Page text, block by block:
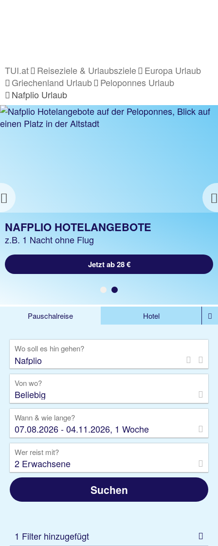
TUI.at Reiseziele & Urlaubsziele
Europa Urlaub
Griechenland Urlaub
Peloponnes Urlaub
Nafplio Urlaub
Previous
NAFPLIO URLAUB
z.B. 1 Woche Hotel inkl. Flug
Jetzt ab 365 €
NAFPLIO HOTELANGEBOTE
z.B. 1 Nacht ohne Flug
Jetzt ab 28 €
Pauschalreise
Hotel
Rundreise
Kreuzfahrt
Gruppenreise
Camper Privattransfer
Wo soll es hin gehen?
Von wo?
Beliebig
Wann & wie lange?
07.08.2026 - 04.11.2026, 1 Woche
Wer reist mit?
2 Erwachsene
Suchen
1 Filter hinzugefügt